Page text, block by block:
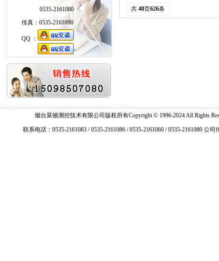
0535-2161080
传真：0535-2161090
QQ ：
共 40页626条
烟台莫顿测控技术有限公司版权所有Copyright © 1996-2024 All Rights
联系电话：0535-2161083 / 0535-2161086 / 0535-2161060 / 0535-2161080 公